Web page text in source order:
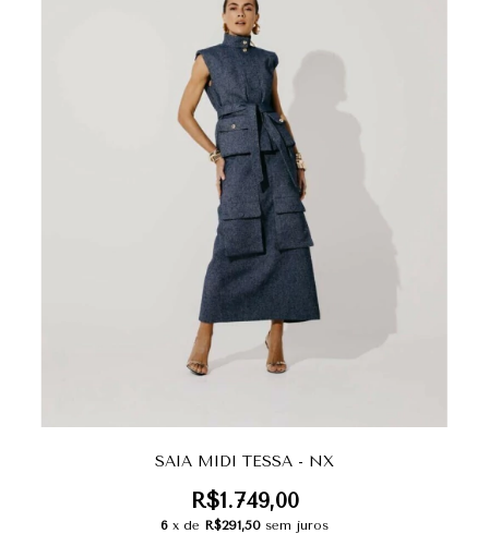
SAIA MIDI TESSA - NX
R$1.749,00
6 x de R$291,50 sem juros